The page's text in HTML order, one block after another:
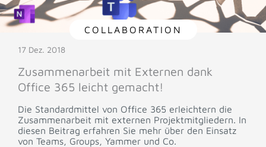
COLLABORATION
17 Dez. 2018
Zusammenarbeit mit Externen dank
Office 365 leicht gemacht!
Die Standardmittel von Office 365 erleichtern die
Zusammenarbeit mit externen Projektmitgliedern. In
diesen Beitrag erfahren Sie mehr über den Einsatz
von Teams, Groups, Yammer und Co.